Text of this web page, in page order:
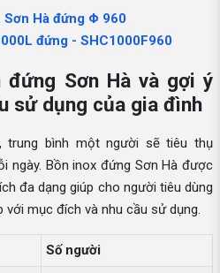
Hà đứng Φ 960
đứng - SHC1000F960
đứng Sơn Hà và gợi ý
sử dụng của gia đình
trung bình một người sẽ tiêu thụ
ngày. Bồn inox đứng Sơn Hà được
đa dạng giúp cho người tiêu dùng
mục đích và nhu cầu sử dụng.
Số người